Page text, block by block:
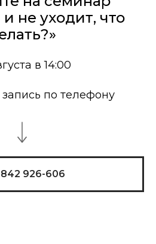
и не уходит, что
в 14:00
по телефону
926-606